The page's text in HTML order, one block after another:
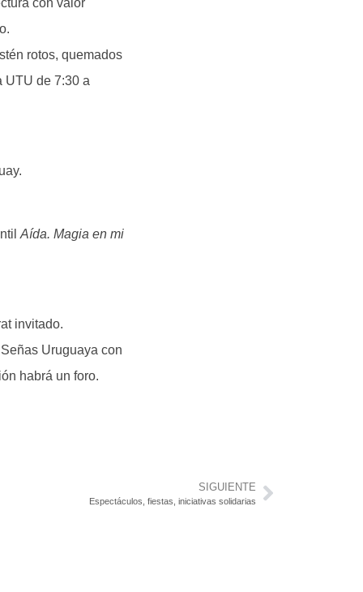
con valor
rotos, quemados
UTU de 7:30 a
Aída. Magia en mi
invitado.
Uruguaya con
habrá un foro.
SIGUIENTE
Espectáculos, fiestas, iniciativas solidarias